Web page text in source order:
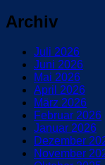
Archiv
Juli 2026
Juni 2026
Mai 2026
April 2026
März 2026
Februar 2026
Januar 2026
Dezember
November